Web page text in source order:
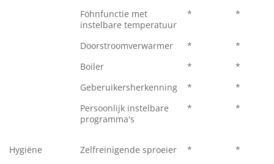
Föhnfunctie met
instelbare temperatuur
* *
Doorstroomverwarmer *
*
Boiler
*
*
Geberuikersherkenning
*
*
Persoonlijk instelbare
programma's
* *
Hygiëne Zelfreinigende sproeier *
*